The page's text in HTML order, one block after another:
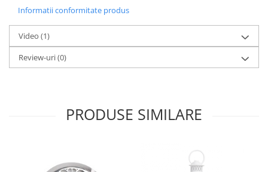
Informatii conformitate produs
Video (1)
Review-uri(0)
PRODUSE SIMILARE